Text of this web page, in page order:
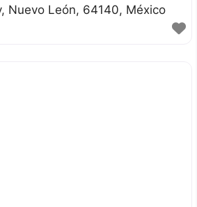
Nuevo León 64140 México